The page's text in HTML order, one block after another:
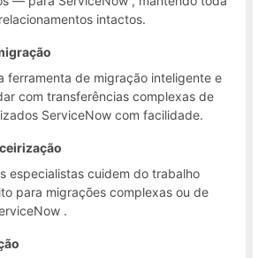
intactos.
ferramenta de migração inteligente e
com transferências complexas de
ServiceNow com facilidade.
especialistas cuidem do trabalho
para migrações complexas ou de
.